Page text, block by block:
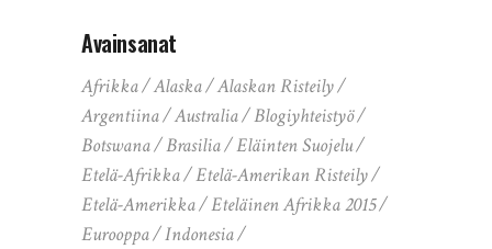
Avainsanat
Afrikka Alaska
Alaskan Risteily
Argentiina
Australia
Blogiyhteistyö
Botswana
Brasilia
Eläinten Suojelu
Etelä-Afrikka
Etelä-Amerikan Risteily
Etelä-Amerikka
Eteläinen Afrikka 2015
Eurooppa
Indonesia